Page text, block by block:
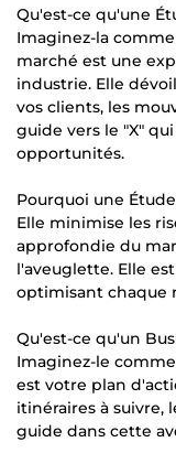
Qu'est-ce qu'une
Imaginez-la
marché est une
industrie. Elle
vos clients, les
guide vers le "X"
opportunités.
Pourquoi une
Elle minimise les
approfondie du
l'aveuglette. Elle
optimisant chaque
Qu'est-ce qu'un
Imaginez-le
est votre plan
itinéraires à suivre,
guide dans cette